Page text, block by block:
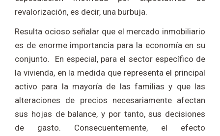
revalorización, es decir, una burbuja.
Resulta ocioso señalar que el mercado inmobiliario
es de enorme importancia para la economía en su
conjunto. En especial, para el sector específico de
la vivienda, en la medida que representa el principal
activo para la mayoría de las familias y que las
alteraciones de precios necesariamente afectan
sus hojas de balance, y por tanto, sus decisiones
de gasto. Consecuentemente, el efecto